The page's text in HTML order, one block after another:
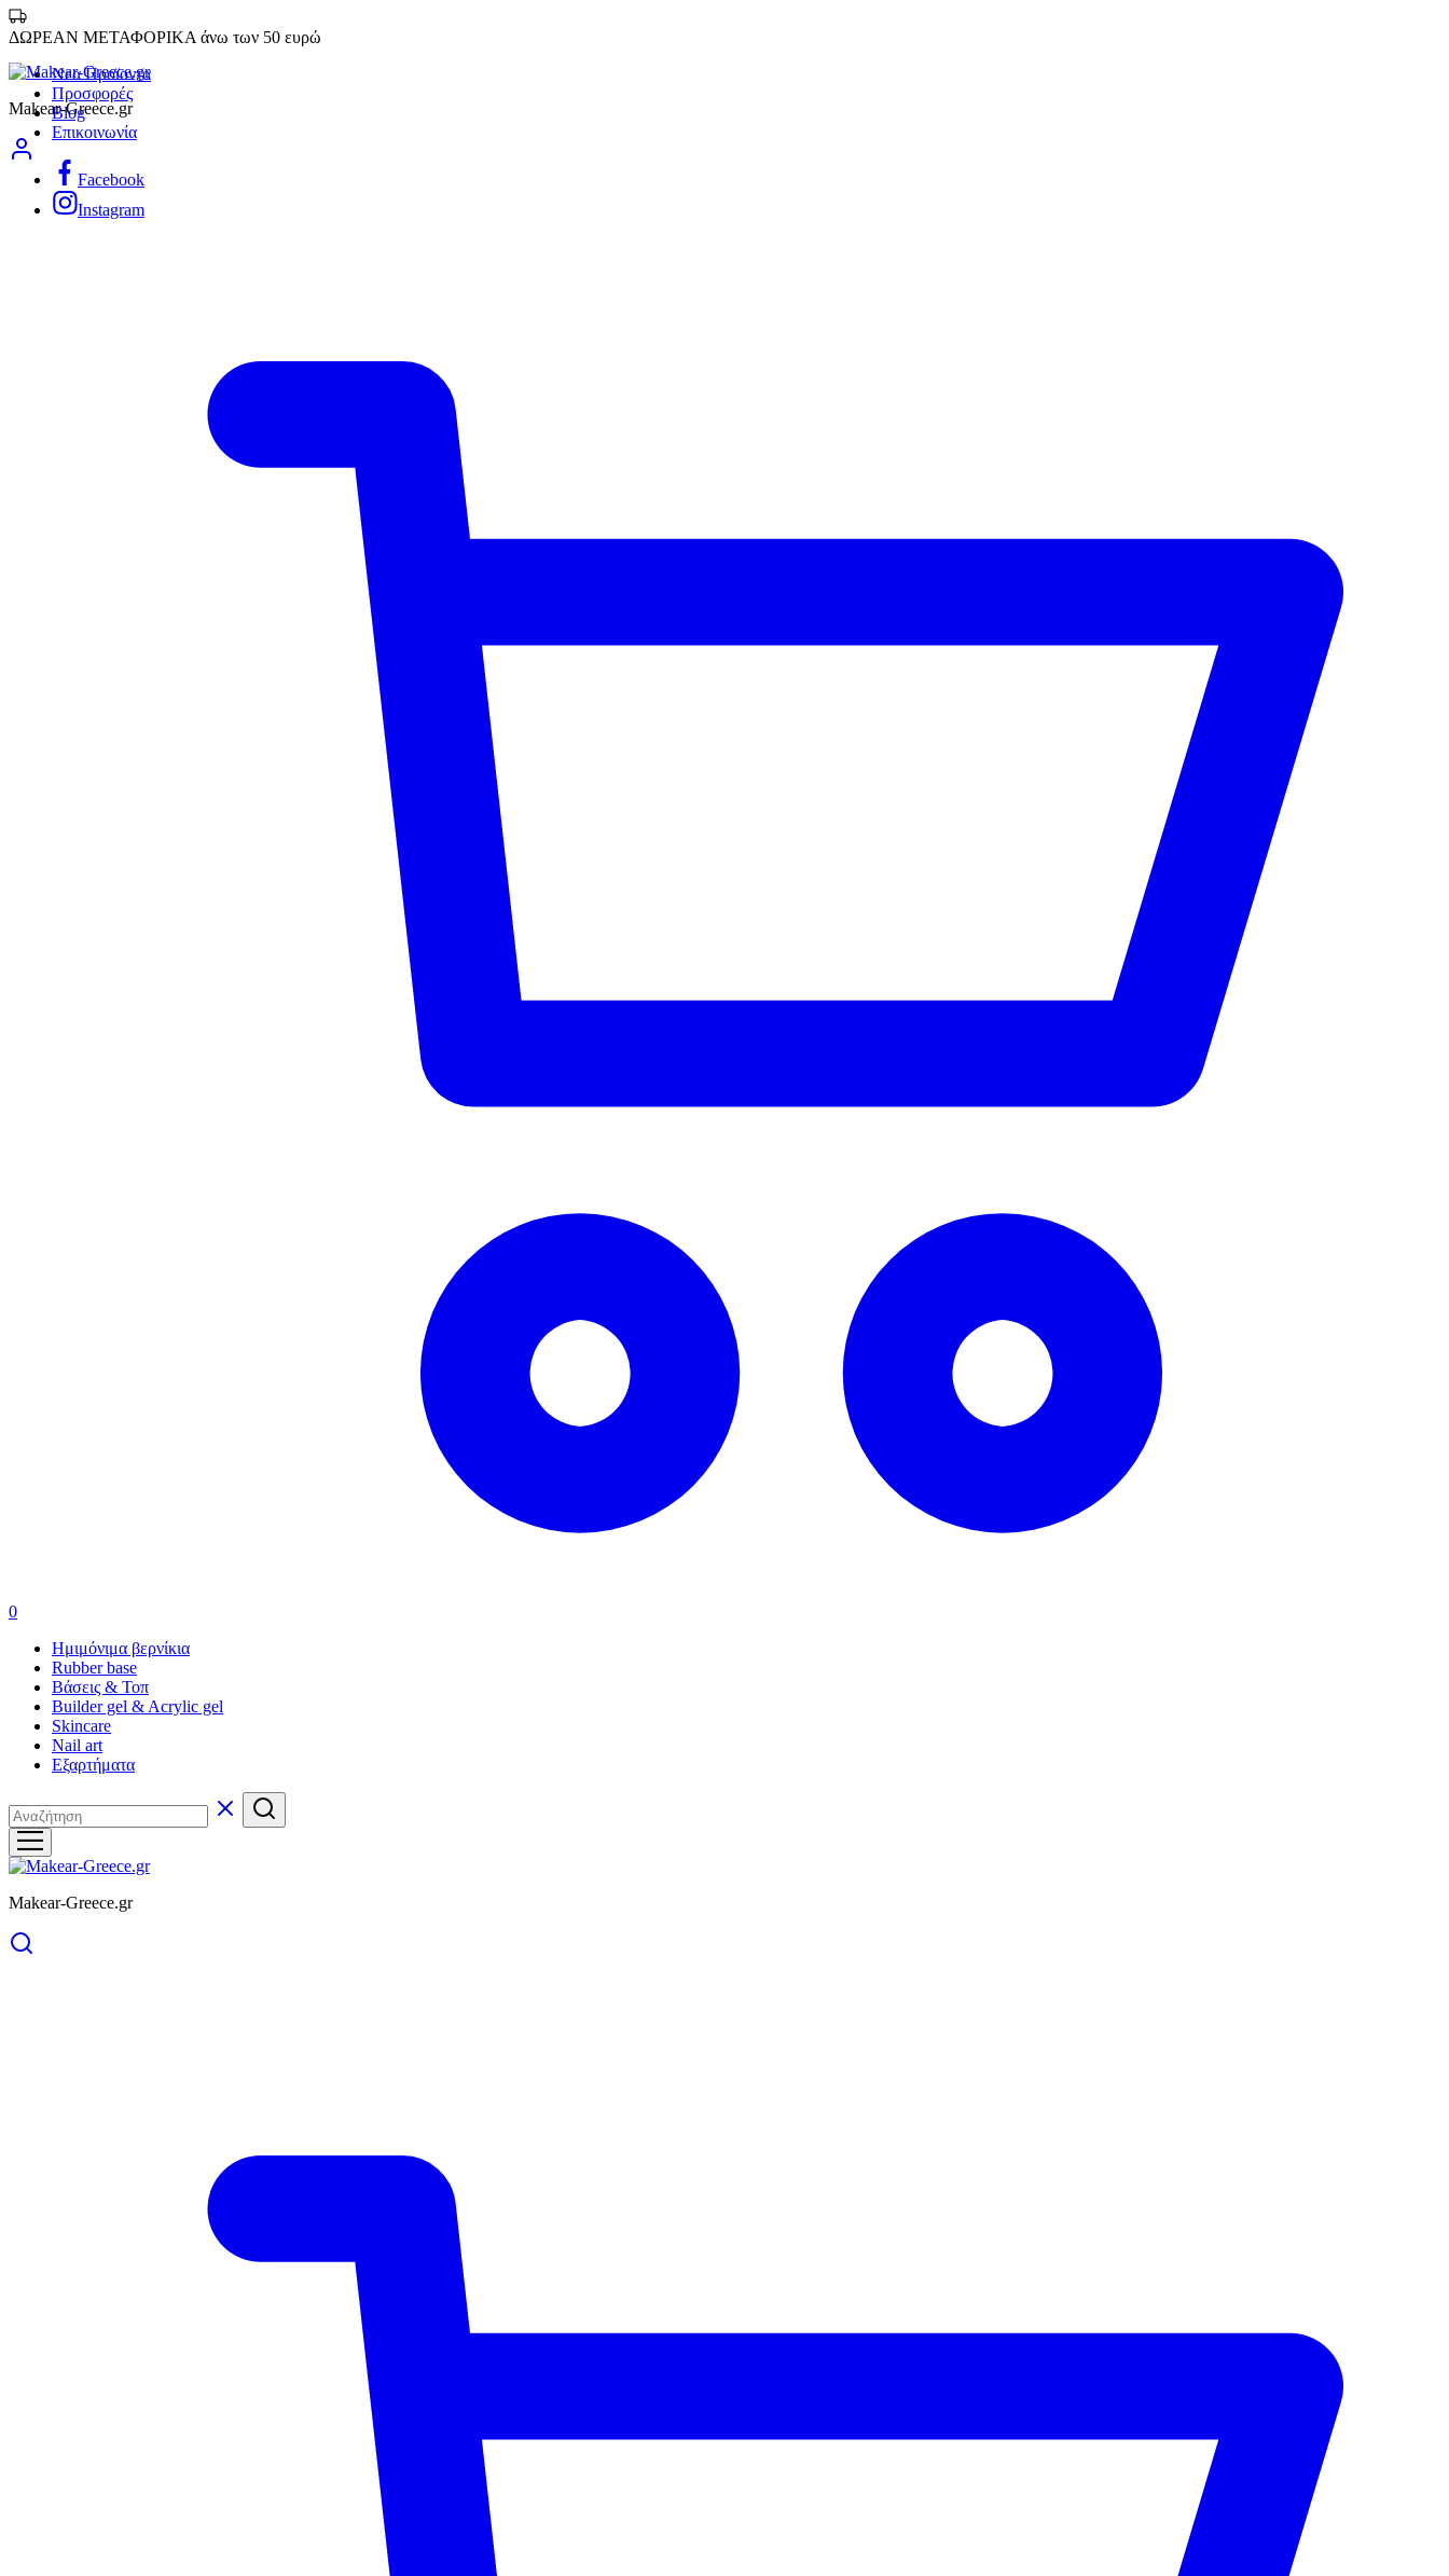
ΔΩΡΕΑΝ ΜΕΤΑΦΟΡΙΚΑ άνω των 50 ευρώ
Νεα Προϊοντα
Προσφορές
Blog
Επικοινωνία
Facebook
Instagram
Makear-Greece.gr
0
Ημιμόνιμα βερνίκια
Rubber base
Βάσεις & Τοπ
Builder gel & Acrylic gel
Skincare
Nail art
Εξαρτήματα
Makear-Greece.gr